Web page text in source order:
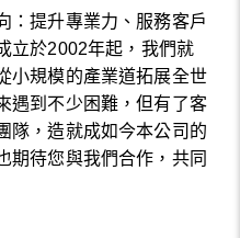
：提升專業力、服務客戶
立於2002年起，我們就
小規模的產業道拓展全世
遇到不少困難，但有了客
隊，造就成如今本公司的
期待您與我們合作，共同